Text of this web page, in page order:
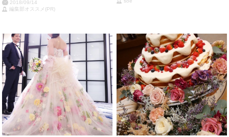
2018/09/14
編集部オススメ(PR)